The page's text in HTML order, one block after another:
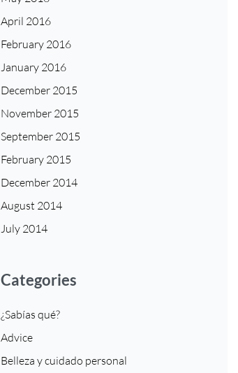
April 2016
February 2016
January 2016
December 2015
November 2015
September 2015
February 2015
December 2014
August 2014
July 2014
Categories
¿Sabías qué?
Advice
Belleza y cuidado personal